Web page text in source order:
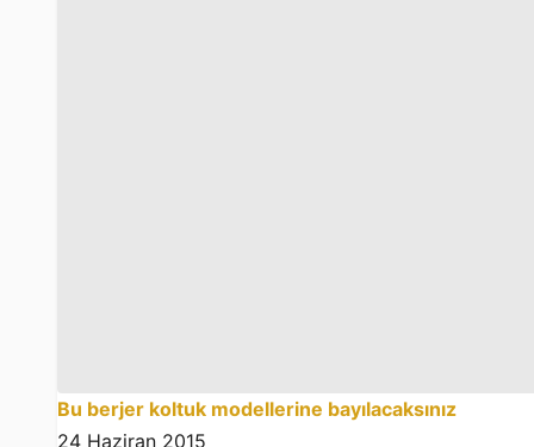
Bu berjer koltuk modellerine bayılacaksınız
24 Haziran 2015